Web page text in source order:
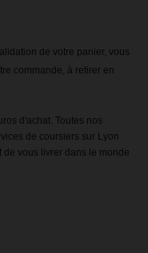
de votre panier, vous
commande, à retirer en
d'achat. Toutes nos
de coursiers sur Lyon
vous livrer dans le monde